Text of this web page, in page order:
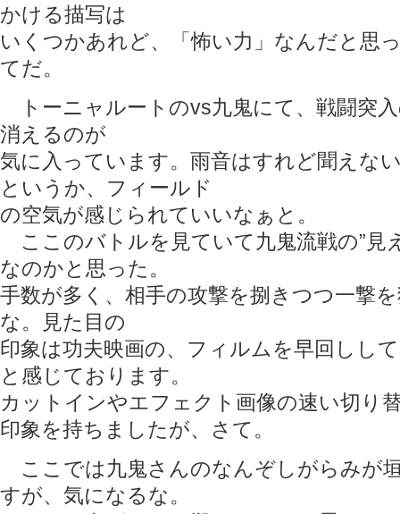
かける描写は
いくつかあれど、「怖い力」なんだと思
てだ。
トーニャルートのvs九鬼にて、戦闘突
消えるのが
気に入っています。雨音はすれど聞えな
というか、フィールド
の空気が感じられていいなぁと。
ここのバトルを見ていて九鬼流戦の”見
なのかと思った。
手数が多く、相手の攻撃を捌きつつ一撃
な。見た目の
印象は功夫映画の、フィルムを早回しし
と感じております。
カットインやエフェクト画像の速い切り
印象を持ちましたが、さて。
ここでは九鬼さんのなんぞしがらみが
すが、気になるな。